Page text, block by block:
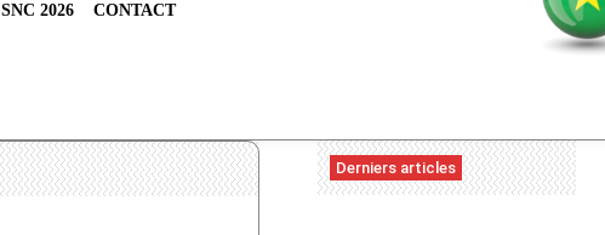
SNC 2026 CONTACT
Derniers articles